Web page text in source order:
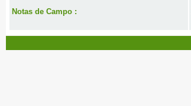
Notas de Campo :